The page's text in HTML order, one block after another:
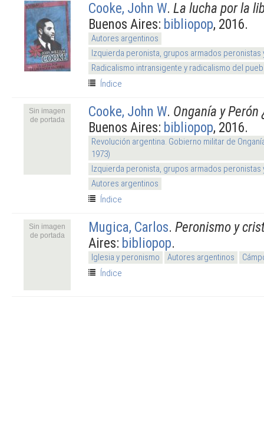
Cooke, John W. La lucha por la
Buenos Aires: bibliopop, 2016.
Autores argentinos
Izquierda peronista, grupos armados
Radicalismo intransigente y radicalismo del
Índice
Sin imagen
de portada
Cooke, John W. Onganía y Perón
Buenos Aires: bibliopop, 2016.
Revolución argentina. Gobierno militar de
1973)
Izquierda peronista, grupos armados
Autores argentinos
Índice
Sin imagen
de portada
Mugica, Carlos. Peronismo y
Aires: bibliopop.
Iglesia y peronismo Autores argentinos
Índice